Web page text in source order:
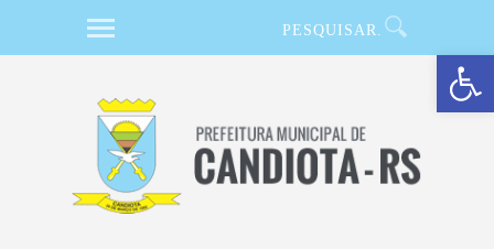
Barra de Ferramentas Aberta